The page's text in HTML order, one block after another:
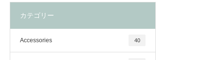
カテゴリー
Accessories 40